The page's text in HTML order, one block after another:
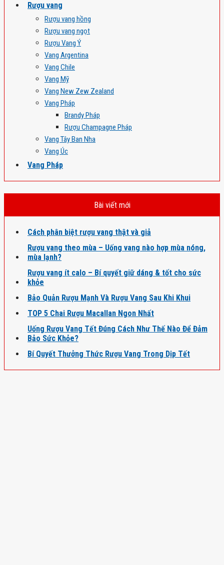
Rượu vang
Rượu vang hồng
Rượu vang ngọt
Rượu Vang Ý
Vang Argentina
Vang Chile
Vang Mỹ
Vang New Zew Zealand
Vang Pháp
Brandy Pháp
Rượu Champagne Pháp
Vang Tây Ban Nha
Vang Úc
Vang Pháp
Bài viết mới
Cách phân biệt rượu vang thật và giả
Rượu vang theo mùa – Uống vang nào hợp mùa nóng,
mùa lạnh?
Rượu vang ít calo – Bí quyết giữ dáng & tốt cho sức
khỏe
Bảo Quản Rượu Mạnh Và Rượu Vang Sau Khi Khui
TOP 5 Chai Rượu Macallan Ngon Nhất
Uống Rượu Vang Tết Đúng Cách Như Thế Nào Để Đảm
Bảo Sức Khỏe?
Bí Quyết Thưởng Thức Rượu Vang Trong Dịp Tết